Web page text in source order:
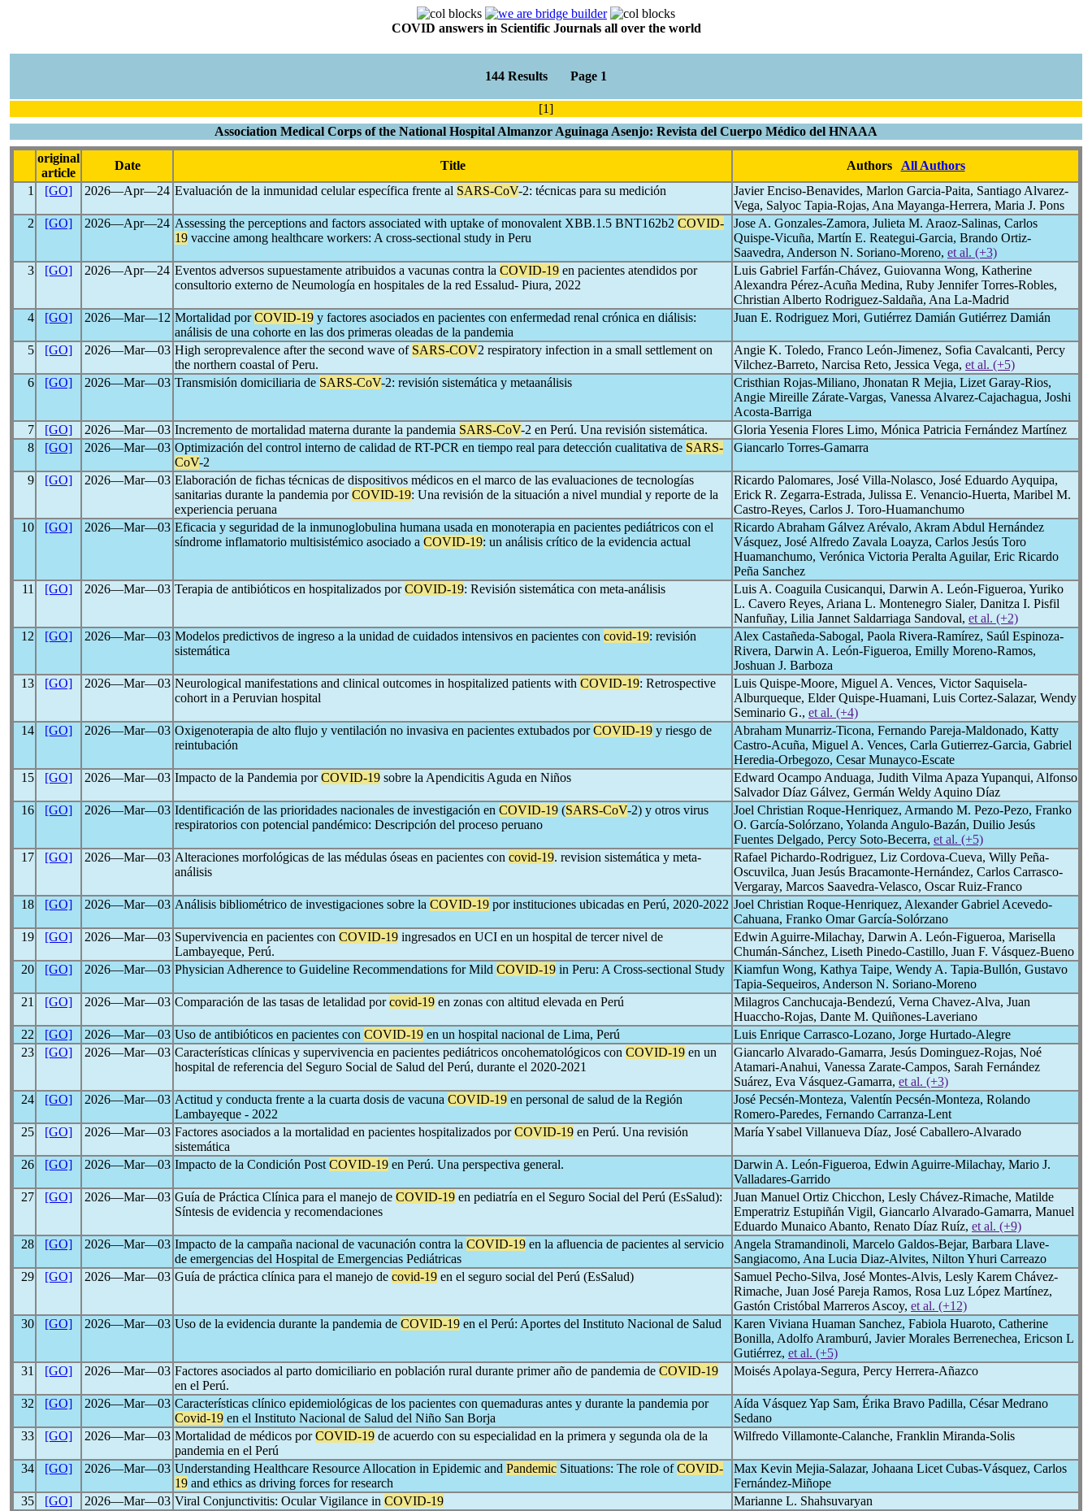
COVID answers in Scientific Journals all over the world
144 Results Page 1
[1]
Association Medical Corps of the National Hospital Almanzor Aguinaga Asenjo: Revista del Cuerpo Médico del HNAAA
original
article
Date Title Authors
All Authors
1
[GO] 2026―Apr―24 Evaluación de la inmunidad celular específica frente al SARS-CoV-2: técnicas para su medición
Javier Enciso-Benavides, Marlon Garcia-Paita, Santiago Alvarez-
Vega, Salyoc Tapia-Rojas, Ana Mayanga-Herrera, Maria J. Pons
2
[GO] 2026―Apr―24 Assessing the perceptions and factors associated with uptake of monovalent XBB.1.5 BNT162b2 COVID-
19 vaccine among healthcare workers: A cross-sectional study in Peru
Jose A. Gonzales-Zamora, Julieta M. Araoz-Salinas, Carlos
Quispe-Vicuña, Martín E. Reategui-Garcia, Brando Ortiz-
Saavedra, Anderson N. Soriano-Moreno, et al. (+3)
3
[GO] 2026―Apr―24 Eventos adversos supuestamente atribuidos a vacunas contra la COVID-19 en pacientes atendidos por
consultorio externo de Neumología en hospitales de la red Essalud- Piura, 2022
Luis Gabriel Farfán-Chávez, Guiovanna Wong, Katherine
Alexandra Pérez-Acuña Medina, Ruby Jennifer Torres-Robles,
Christian Alberto Rodriguez-Saldaña, Ana La-Madrid
4
[GO] 2026―Mar―12 Mortalidad porCOVID-19 y factores asociados en pacientes con enfermedad renal crónica en diálisis:
análisis de una cohorte en las dos primeras oleadas de la pandemia
Juan E. Rodriguez Mori, Gutiérrez Damián Gutiérrez Damián
5 [GO] 2026―Mar―03 High seroprevalence after the second wave of SARS-COV2 respiratory infection in a small settlement on
the northern coastal of Peru.
Angie K. Toledo, Franco León-Jimenez, Sofia Cavalcanti, Percy
Vilchez-Barreto, Narcisa Reto, Jessica Vega, et al. (+5)
6
[GO] 2026―Mar―03 Transmisión domiciliaria de SARS-CoV-2: revisión sistemática y metaanálisis
Cristhian Rojas-Miliano, Jhonatan R Mejia, Lizet Garay-Rios,
Angie Mireille Zárate-Vargas, Vanessa Alvarez-Cajachagua, Joshi
Acosta-Barriga
7
[GO] 2026―Mar―03 Incremento de mortalidad materna durante la pandemia SARS-CoV-2 en Perú. Una revisión sistemática.
Gloria Yesenia Flores Limo, Mónica Patricia Fernández Martínez
8
[GO] 2026―Mar―03 Optimización del control interno de calidad de RT-PCR en tiempo real para detección cualitativa de SARS-
CoV-2
Giancarlo Torres-Gamarra
9 [GO] 2026―Mar―03 Elaboración de fichas técnicas de dispositivos médicos en el marco de las evaluaciones de tecnologías
sanitarias durante la pandemia porCOVID-19: Una revisión de la situación a nivel mundial y reporte de la
experiencia peruana
Ricardo Palomares, José Villa-Nolasco, José Eduardo Ayquipa,
Erick R. Zegarra-Estrada, Julissa E. Venancio-Huerta, Maribel M.
Castro-Reyes, Carlos J. Toro-Huamanchumo
10
[GO] 2026―Mar―03 Eficacia y seguridad de la inmunoglobulina humana usada en monoterapia en pacientes pediátricos con el
síndrome inflamatorio multisistémico asociado a COVID-19: un análisis crítico de la evidencia actual
Ricardo Abraham Gálvez Arévalo, Akram Abdul Hernández
Vásquez, José Alfredo Zavala Loayza, Carlos Jesús Toro
Huamanchumo, Verónica Victoria Peralta Aguilar, Eric Ricardo
Peña Sanchez
11
[GO] 2026―Mar―03 Terapia de antibióticos en hospitalizados porCOVID-19: Revisión sistemática con meta-análisis
Luis A. Coaguila Cusicanqui, Darwin A. León-Figueroa, Yuriko
L. Cavero Reyes, Ariana L. Montenegro Sialer, Danitza I. Pisfil
Nanfuñay, Lilia Jannet Saldarriaga Sandoval, et al. (+2)
12
[GO] 2026―Mar―03 Modelos predictivos de ingreso a la unidad de cuidados intensivos en pacientes con covid-19: revisión
sistemática
Alex Castañeda-Sabogal, Paola Rivera-Ramírez, Saúl Espinoza-
Rivera, Darwin A. León-Figueroa, Emilly Moreno-Ramos,
Joshuan J. Barboza
13
[GO] 2026―Mar―03 Neurological manifestations and clinical outcomes in hospitalized patients with COVID-19: Retrospective
cohort in a Peruvian hospital
Luis Quispe-Moore, Miguel A. Vences, Victor Saquisela-
Alburqueque, Elder Quispe-Huamani, Luis Cortez-Salazar, Wendy
Seminario G., et al. (+4)
14
[GO] 2026―Mar―03 Oxigenoterapia de alto flujo y ventilación no invasiva en pacientes extubados porCOVID-19 y riesgo de
reintubación
Abraham Munarriz-Ticona, Fernando Pareja-Maldonado, Katty
Castro-Acuña, Miguel A. Vences, Carla Gutierrez-Garcia, Gabriel
Heredia-Orbegozo, Cesar Munayco-Escate
15
[GO] 2026―Mar―03 Impacto de la Pandemia porCOVID-19 sobre la Apendicitis Aguda en Niños
Edward Ocampo Anduaga, Judith Vilma Apaza Yupanqui, Alfonso
Salvador Díaz Gálvez, Germán Weldy Aquino Díaz
16
[GO] 2026―Mar―03 Identificación de las prioridades nacionales de investigación en COVID-19 (SARS-CoV-2) y otros virus
respiratorios con potencial pandémico: Descripción del proceso peruano
Joel Christian Roque-Henriquez, Armando M. Pezo-Pezo, Franko
O. García-Solórzano, Yolanda Angulo-Bazán, Duilio Jesús
Fuentes Delgado, Percy Soto-Becerra, et al. (+5)
17
[GO] 2026―Mar―03 Alteraciones morfológicas de las médulas óseas en pacientes con covid-19. revision sistemática y meta-
análisis
Rafael Pichardo-Rodriguez, Liz Cordova-Cueva, Willy Peña-
Oscuvilca, Juan Jesús Bracamonte-Hernández, Carlos Carrasco-
Vergaray, Marcos Saavedra-Velasco, Oscar Ruiz-Franco
18
[GO] 2026―Mar―03 Análisis bibliométrico de investigaciones sobre la COVID-19 por instituciones ubicadas en Perú, 2020-2022 Joel Christian Roque-Henriquez, Alexander Gabriel Acevedo-
Cahuana, Franko Omar García-Solórzano
19
[GO] 2026―Mar―03 Supervivencia en pacientes con COVID-19 ingresados en UCI en un hospital de tercer nivel de
Lambayeque, Perú.
Edwin Aguirre-Milachay, Darwin A. León-Figueroa, Marisella
Chumán-Sánchez, Liseth Pinedo-Castillo, Juan F. Vásquez-Bueno
20
[GO] 2026―Mar―03 Physician Adherence to Guideline Recommendations for Mild COVID-19 in Peru: A Cross-sectional Study
Kiamfun Wong, Kathya Taipe, Wendy A. Tapia-Bullón, Gustavo
Tapia-Sequeiros, Anderson N. Soriano-Moreno
21
[GO] 2026―Mar―03 Comparación de las tasas de letalidad porcovid-19 en zonas con altitud elevada en Perú
Milagros Canchucaja-Bendezú, Verna Chavez-Alva, Juan
Huaccho-Rojas, Dante M. Quiñones-Laveriano
22
[GO] 2026―Mar―03 Uso de antibióticos en pacientes con COVID-19 en un hospital nacional de Lima, Perú
Luis Enrique Carrasco-Lozano, Jorge Hurtado-Alegre
23
[GO] 2026―Mar―03 Características clínicas y supervivencia en pacientes pediátricos oncohematológicos con COVID-19 en un
hospital de referencia del Seguro Social de Salud del Perú, durante el 2020-2021
Giancarlo Alvarado-Gamarra, Jesús Dominguez-Rojas, Noé
Atamari-Anahui, Vanessa Zarate-Campos, Sarah Fernández
Suárez, Eva Vásquez-Gamarra, et al. (+3)
24
[GO] 2026―Mar―03 Actitud y conducta frente a la cuarta dosis de vacuna COVID-19 en personal de salud de la Región
Lambayeque - 2022
José Pecsén-Monteza, Valentín Pecsén-Monteza, Rolando
Romero-Paredes, Fernando Carranza-Lent
25
[GO] 2026―Mar―03 Factores asociados a la mortalidad en pacientes hospitalizados porCOVID-19 en Perú. Una revisión
sistemática
María Ysabel Villanueva Díaz, José Caballero-Alvarado
26 [GO] 2026―Mar―03 Impacto de la Condición Post COVID-19 en Perú. Una perspectiva general.
Darwin A. León-Figueroa, Edwin Aguirre-Milachay, Mario J.
Valladares-Garrido
27
[GO] 2026―Mar―03 Guía de Práctica Clínica para el manejo de COVID-19 en pediatría en el Seguro Social del Perú (EsSalud):
Síntesis de evidencia y recomendaciones
Juan Manuel Ortiz Chicchon, Lesly Chávez-Rimache, Matilde
Emperatriz Estupiñán Vigil, Giancarlo Alvarado-Gamarra, Manuel
Eduardo Munaico Abanto, Renato Díaz Ruíz, et al. (+9)
28
[GO] 2026―Mar―03 Impacto de la campaña nacional de vacunación contra la COVID-19 en la afluencia de pacientes al servicio
de emergencias del Hospital de Emergencias Pediátricas
Angela Stramandinoli, Marcelo Galdos-Bejar, Barbara Llave-
Sangiacomo, Ana Lucia Diaz-Alvites, Nilton Yhuri Carreazo
29
[GO] 2026―Mar―03 Guía de práctica clínica para el manejo de covid-19 en el seguro social del Perú (EsSalud)
Samuel Pecho-Silva, José Montes-Alvis, Lesly Karem Chávez-
Rimache, Juan José Pareja Ramos, Rosa Luz López Martínez,
Gastón Cristóbal Marreros Ascoy, et al. (+12)
30
[GO] 2026―Mar―03 Uso de la evidencia durante la pandemia de COVID-19 en el Perú: Aportes del Instituto Nacional de Salud
Karen Viviana Huaman Sanchez, Fabiola Huaroto, Catherine
Bonilla, Adolfo Aramburú, Javier Morales Berrenechea, Ericson L
Gutiérrez, et al. (+5)
31
[GO] 2026―Mar―03 Factores asociados al parto domiciliario en población rural durante primer año de pandemia de COVID-19
en el Perú.
Moisés Apolaya-Segura, Percy Herrera-Añazco
32 [GO] 2026―Mar―03 Características clínico epidemiológicas de los pacientes con quemaduras antes y durante la pandemia por
Covid-19 en el Instituto Nacional de Salud del Niño San Borja
Aída Vásquez Yap Sam, Érika Bravo Padilla, César Medrano
Sedano
33
[GO] 2026―Mar―03 Mortalidad de médicos porCOVID-19 de acuerdo con su especialidad en la primera y segunda ola de la
pandemia en el Perú
Wilfredo Villamonte-Calanche, Franklin Miranda-Solis
34 [GO] 2026―Mar―03 Understanding Healthcare Resource Allocation in Epidemic and Pandemic Situations: The role ofCOVID-
19 and ethics as driving forces for research
Max Kevin Mejia-Salazar, Johaana Licet Cubas-Vásquez, Carlos
Fernández-Miñope
35
[GO] 2026―Mar―03 Viral Conjunctivitis: Ocular Vigilance in COVID-19
Marianne L. Shahsuvaryan